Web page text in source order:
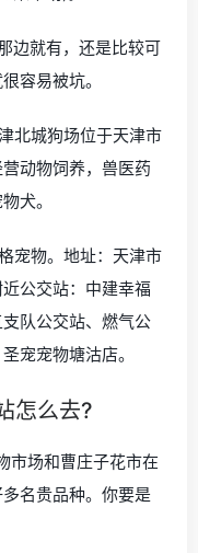
边就有，还是比较可
容易被坑。
北城狗场位于天津市
动物饲养，兽医药
犬。
宠物。地址：天津市
公交站：中建幸福
队公交站、燃气公
宠宠物塘沽店。
怎么去?
市场和曹庄子花市在
名贵品种。你要是